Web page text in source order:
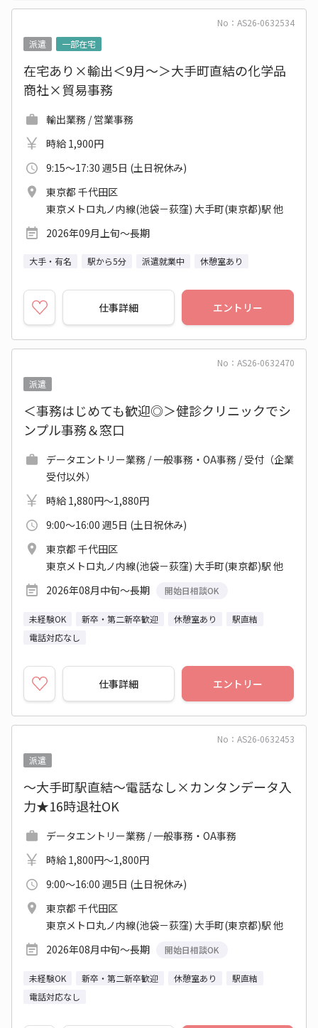
No：AS26-0632534
派遣
一部在宅
在宅あり×輸出＜9月～＞大手町直結の化学品
商社×貿易事務
輸出業務 / 営業事務
時給 1,900円
9:15～17:30 週5日 (土日祝休み)
東京都 千代田区
東京メトロ丸ノ内線(池袋－荻窪) 大手町(東京都)駅 他
2026年09月上旬～長期
大手・有名 駅から5分 派遣就業中 休憩室あり
仕事詳細 エントリー
No：AS26-0632470
派遣
＜事務はじめても歓迎◎＞健診クリニックでシ
ンプル事務＆窓口
データエントリー業務 / 一般事務・OA事務 / 受付（企業
受付以外）
時給 1,880円～1,880円
9:00～16:00 週5日 (土日祝休み)
東京都 千代田区
東京メトロ丸ノ内線(池袋－荻窪) 大手町(東京都)駅 他
2026年08月中旬～長期
開始日相談OK
未経験OK 新卒・第二新卒歓迎 休憩室あり
駅直結
電話対応なし
仕事詳細 エントリー
No：AS26-0632453
派遣
～大手町駅直結～電話なし×カンタンデータ入
力★16時退社OK
データエントリー業務 / 一般事務・OA事務
時給 1,800円～1,800円
9:00～16:00 週5日 (土日祝休み)
東京都 千代田区
東京メトロ丸ノ内線(池袋－荻窪) 大手町(東京都)駅 他
2026年08月中旬～長期
開始日相談OK
未経験OK 新卒・第二新卒歓迎 休憩室あり
駅直結
電話対応なし